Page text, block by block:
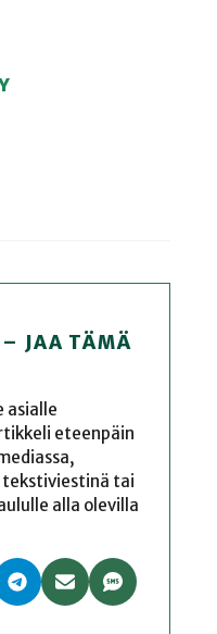
JAA TÄMÄ
asialle
eteenpäin
tekstiviestinä tai
alla olevilla